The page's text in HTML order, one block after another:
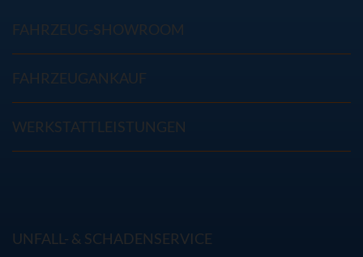
FAHRZEUG-SHOWROOM
FAHRZEUGANKAUF
WERKSTATTLEISTUNGEN
UNFALL- & SCHADENSERVICE